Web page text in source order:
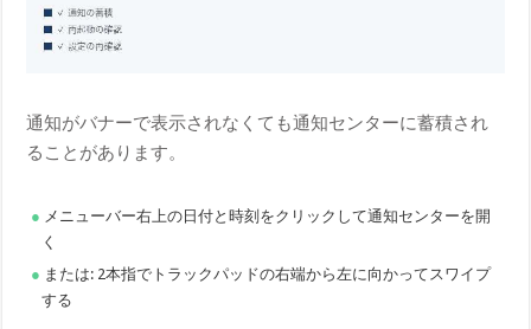
通知がバナーで表示されなくても通知センターに蓄積され
ることがあります。
メニューバー右上の日付と時刻をクリックして通知センターを開
く
または: 2本指でトラックパッドの右端から左に向かってスワイプ
する